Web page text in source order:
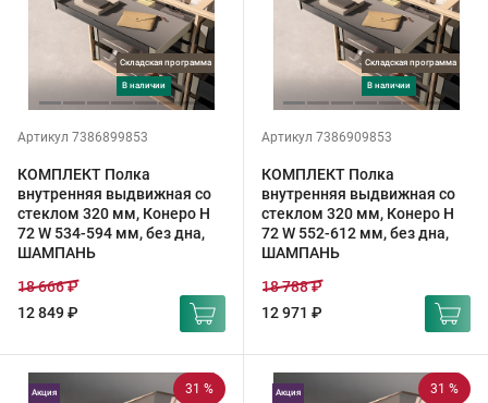
Складская программа
в наличии
Артикул 7386899853
КОМПЛЕКТ Полка
внутренняя выдвижная со
стеклом 320 мм, Конеро H
72 W 534-594 мм, без дна,
ШАМПАНЬ
12 849 ₽
18 666 ₽
Складская программа
в наличии
Артикул 7386909853
КОМПЛЕКТ Полка
внутренняя выдвижная со
стеклом 320 мм, Конеро H
72 W 552-612 мм, без дна,
ШАМПАНЬ
12 971 ₽
18 788 ₽
31 %
Акция 31 %
Акция